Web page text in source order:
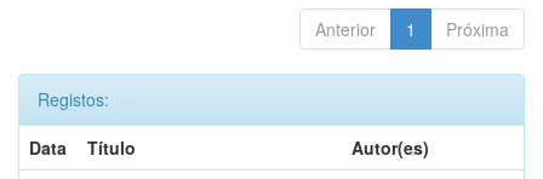
Anterior 1 Próxima
Registos:
Data
Título
Autor(es)